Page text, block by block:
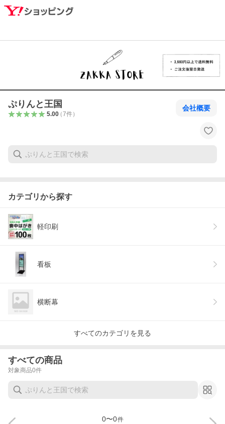
ぷりんと王国
5.00（7件）
会社概要
カテゴリから探す
軽印刷
看板
横断幕
すべてのカテゴリを見る
すべての商品
対象商品0件
0〜0件